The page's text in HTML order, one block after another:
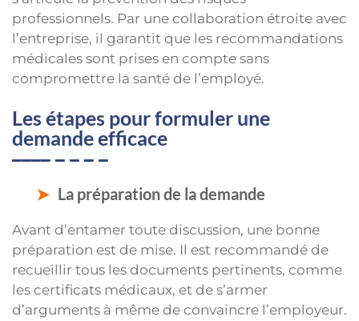
professionnels. Par une collaboration étroite avec
l’entreprise, il garantit que les recommandations
médicales sont prises en compte sans
compromettre la santé de l’employé.
Les étapes pour formuler une
demande efficace
La préparation de la demande
Avant d’entamer toute discussion, une bonne
préparation est de mise. Il est recommandé de
recueillir tous les documents pertinents, comme
les certificats médicaux, et de s’armer
d’arguments à même de convaincre l’employeur.